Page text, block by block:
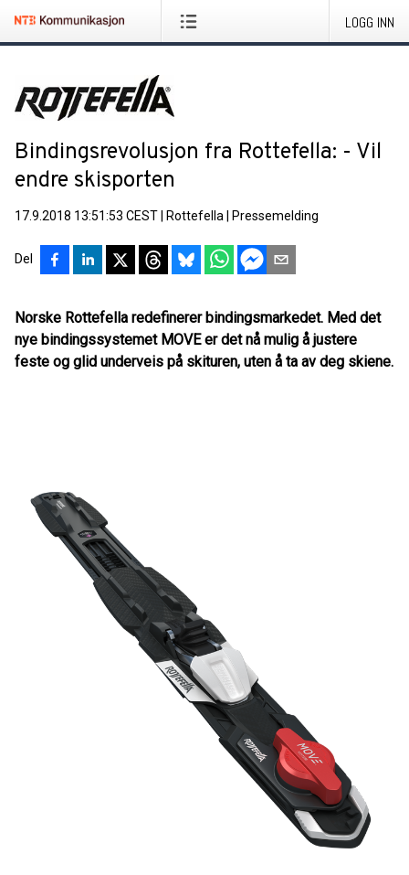
LOGG INN
Bindingsrevolusjon fra Rottefella: - Vil
endre skisporten
17.9.2018 13:51:53 CEST Rottefella Pressemelding
Del
Norske Rottefella redefinerer bindingsmarkedet. Med det
nye bindingssystemet MOVE er det nå mulig å justere
feste og glid underveis på skituren, uten å ta av deg skiene.